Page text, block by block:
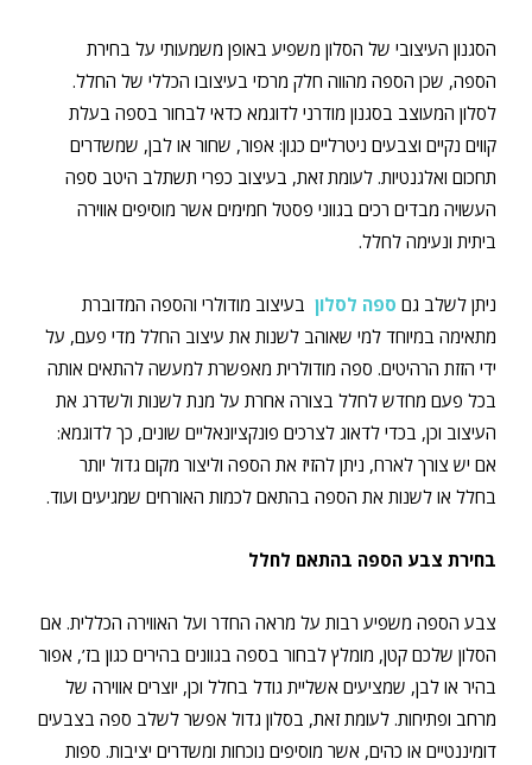
הסגנון העיצובי של הסלון משפיע באופן משמעותי על בחירת
הספה, שכן הספה מהווה חלק מרכזי בעיצובו הכללי של החלל.
לסלון המעוצב בסגנון מודרני לדוגמא כדאי לבחור בספה בעלת
קווים נקיים וצבעים ניטרליים כגון: אפור, שחור או לבן, שמשדרים
תחכום ואלגנטיות. לעומת זאת, בעיצוב כפרי תשתלב היטב ספה
העשויה מבדים רכים בגווני פסטל חמימים אשר מוסיפים אווירה
ביתית ונעימה לחלל.
ניתן לשלב גם ספה לסלון בעיצוב מודולרי והספה המדוברת
מתאימה במיוחד למי שאוהב לשנות את עיצוב החלל מדי פעם, על
ידי הזזת הרהיטים. ספה מודולרית מאפשרת למעשה להתאים אותה
בכל פעם מחדש לחלל בצורה אחרת על מנת לשנות ולשדרג את
העיצוב וכן, בכדי לדאוג לצרכים פונקציונאליים שונים, כך לדוגמא:
אם יש צורך לארח, ניתן להזיז את הספה וליצור מקום גדול יותר
בחלל או לשנות את הספה בהתאם לכמות האורחים שמגיעים ועוד.
בחירת צבע הספה בהתאם לחלל
צבע הספה משפיע רבות על מראה החדר ועל האווירה הכללית. אם
הסלון שלכם קטן, מומלץ לבחור בספה בגוונים בהירים כגון בז’, אפור
בהיר או לבן, שמציעים אשליית גודל בחלל וכן, יוצרים אווירה של
מרחב ופתיחות. לעומת זאת, בסלון גדול אפשר לשלב ספה בצבעים
דומיננטיים או כהים, אשר מוסיפים נוכחות ומשדרים יציבות. ספות